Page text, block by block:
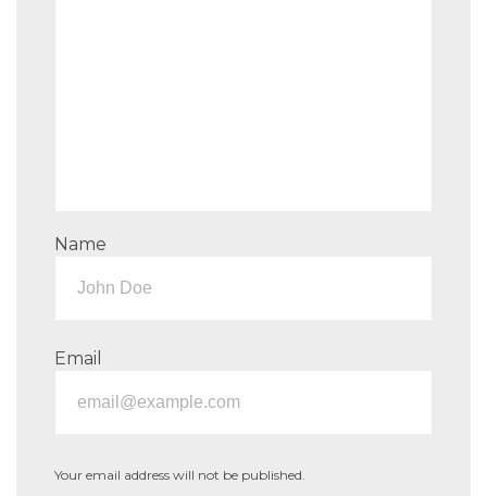
Name
Email
Your email address will not be published.